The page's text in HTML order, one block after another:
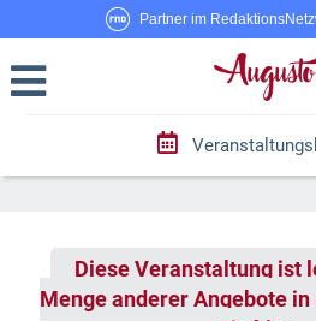
Partner im
Diese Veranstaltung ist
Menge anderer Angebote